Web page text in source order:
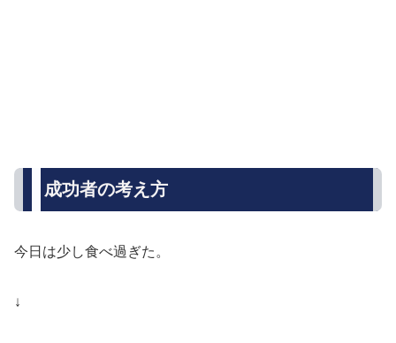
成功者の考え方
今日は少し食べ過ぎた。
↓